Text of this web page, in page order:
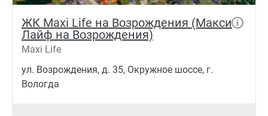
ЖК Maxi Life на Возрождения (Макси
Лайф на Возрождения)
Maxi Life
ул. Возрождения, д. 35, Окружное шоссе, г.
Вологда